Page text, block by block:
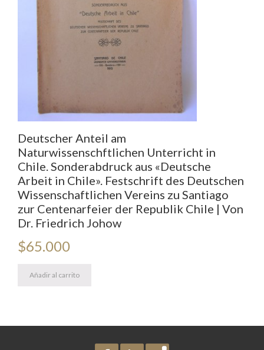
Deutscher Anteil am
Naturwissenschftlichen Unterricht in
Chile. Sonderabdruck aus «Deutsche
Arbeit in Chile». Festschrift des Deutschen
Wissenschaftlichen Vereins zu Santiago
zur Centenarfeier der Republik Chile | Von
Dr. Friedrich Johow
$65.000
Añadir al carrito